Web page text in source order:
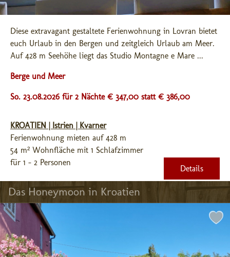
Diese extravagant gestaltete Ferienwohnung in Lovran bietet
euch Urlaub in den Bergen und zeitgleich Urlaub am Meer.
Auf 428 m Seehöhe liegt das Studio Montagne e Mare ...
Berge und Meer
So. 23.08.2026 für 2 Nächte € 347,00 statt € 386,00
KROATIEN | Istrien | Kvarner
Ferienwohnung mieten auf 428 m
54 m² Wohnfläche mit 1 Schlafzimmer
für 1 - 2 Personen
Details
Das Honeymoon in Kroatien